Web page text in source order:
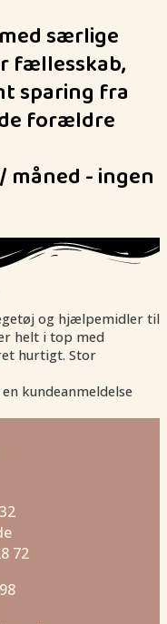
særlige
fællesskab,
sparing fra
forældre
- ingen
og hjælpemidler til
helt i top med
hurtigt. Stor
72